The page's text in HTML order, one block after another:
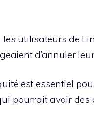
utilisateurs de
d’annuler
est essentiel
pourrait avoir